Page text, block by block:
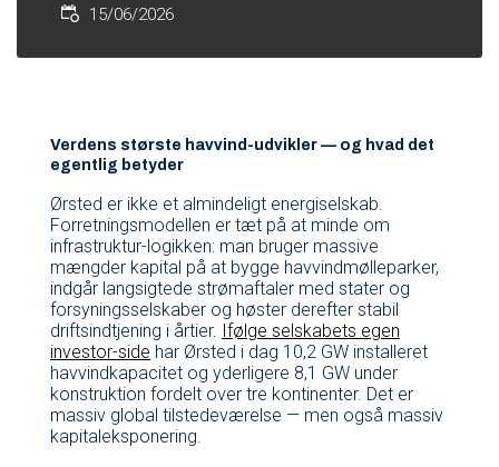
15/06/2026
Verdens største havvind-udvikler — og hvad det
egentlig betyder
Ørsted er ikke et almindeligt energiselskab.
Forretningsmodellen er tæt på at minde om
infrastruktur-logikken: man bruger massive
mængder kapital på at bygge havvindmølleparker,
indgår langsigtede strømaftaler med stater og
forsyningsselskaber og høster derefter stabil
driftsindtjening i årtier. Ifølge selskabets egen
investor-side har Ørsted i dag 10,2 GW installeret
havvindkapacitet og yderligere 8,1 GW under
konstruktion fordelt over tre kontinenter. Det er
massiv global tilstedeværelse — men også massiv
kapitaleksponering.